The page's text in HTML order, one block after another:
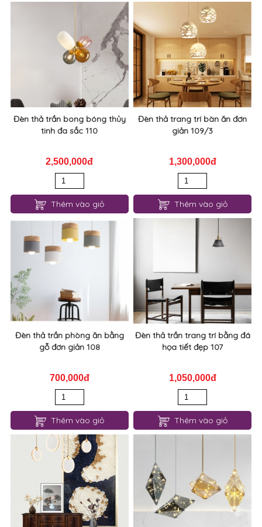
Đèn thả trần bong bóng thủy
tinh đa sắc 110
2,500,000đ
Thêm vào giỏ
Đèn thả trang trí bàn ăn đơn
giản 109/3
1,300,000đ
Thêm vào giỏ
Đèn thả trần phòng ăn bằng
gỗ đơn giản 108
700,000đ
Thêm vào giỏ
Đèn thả trần trang trí bằng đá
họa tiết đẹp 107
1,050,000đ
Thêm vào giỏ